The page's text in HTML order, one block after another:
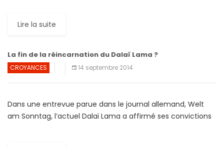
Lire la suite
La fin de la réincarnation du Dalaï Lama ?
CROYANCES 14 septembre 2014
Dans une entrevue parue dans le journal allemand, Welt
am Sonntag, l’actuel Dalaï Lama a affirmé ses convictions